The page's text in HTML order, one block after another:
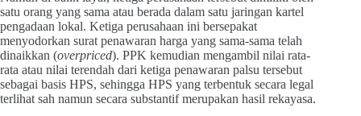
satu orang yang sama atau berada dalam satu jaringan kartel
pengadaan lokal. Ketiga perusahaan ini bersepakat
menyodorkan surat penawaran harga yang sama-sama telah
dinaikkan (overpriced). PPK kemudian mengambil nilai rata-
rata atau nilai terendah dari ketiga penawaran palsu tersebut
sebagai basis HPS, sehingga HPS yang terbentuk secara legal
terlihat sah namun secara substantif merupakan hasil rekayasa.